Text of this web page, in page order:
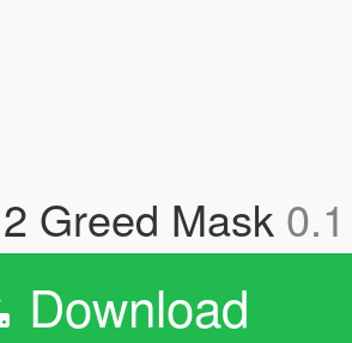
Greed Mask 0.1
Download